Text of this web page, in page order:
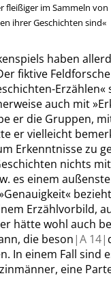
fleißiger im Sammeln von
ihrer Geschichten sind«
haben
fiktive
Erzählen«
auch mit»
er die Gruppen,
er vielleicht
Erkenntnisse zu
nichts mit
es einem
Genauigkeit«
Erzählvorbild,
hätte wohl auch
die beson |A 14|
In einem Fall sind
eine